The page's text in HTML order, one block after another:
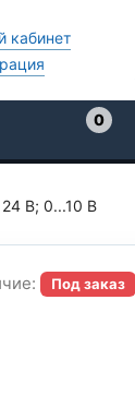
кабинет
0
В; 0...10 В
Под заказ